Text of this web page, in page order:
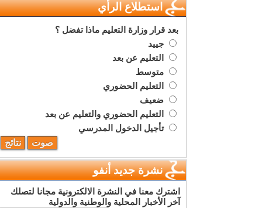
استطلاع الرأي
بعد قرار وزارة التعليم ماذا تفضل ؟
جييد
التعليم عن بعد
متوسط
التعليم الحضوري
ضعيف
التعليم الحضوري والتعليم عن بعد
تأجيل الدخول المدرسي
نشرة جديد أنفو
اشترك معنا في النشرة الالكترونية مجانا لتصلك
آخر الأخبار المحلية والوطنية والدولية